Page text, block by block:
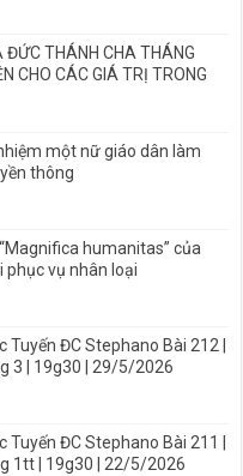
ĐỨC THÁNH CHA THÁNG
CHO CÁC GIÁ TRỊ TRONG
một nữ giáo dân làm
thông
humanitas” của
phục vụ nhân loại
Tuyến ĐC Stephano Bài 212 |
3 | 19g30 | 29/5/2026
Tuyến ĐC Stephano Bài 211 |
1tt | 19g30 | 22/5/2026